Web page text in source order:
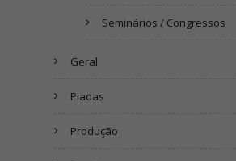
Seminários / Congressos
Geral
Piadas
Produção